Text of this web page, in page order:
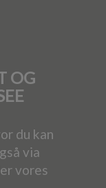
OG
du kan
via
vores